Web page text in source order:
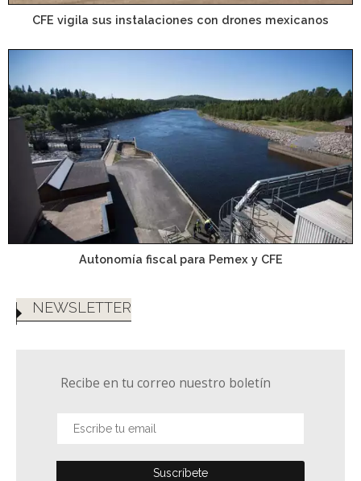
CFE vigila sus instalaciones con drones mexicanos
Autonomía fiscal para Pemex y CFE
NEWSLETTER
Recibe en tu correo nuestro boletín